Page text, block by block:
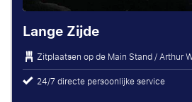
Lange Zijde
Zitplaatsen op de Main Stand / Arthur
24/7 directe persoonlijke service